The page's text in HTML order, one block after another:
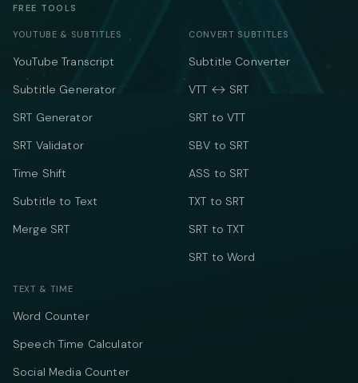
FREE TOOLS
YOUTUBE & SUBTITLES
YouTube Transcript
Subtitle Generator
SRT Generator
SRT Validator
Time Shift
Subtitle to Text
Merge SRT
CONVERT SUBTITLES
Subtitle Converter
VTT ↔ SRT
SRT to VTT
SBV to SRT
ASS to SRT
TXT to SRT
SRT to TXT
SRT to Word
TEXT & TIME
Word Counter
Speech Time Calculator
Social Media Counter